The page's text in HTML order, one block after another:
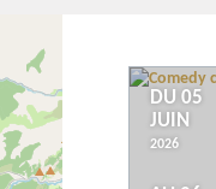
DU 05
JUIN
2026